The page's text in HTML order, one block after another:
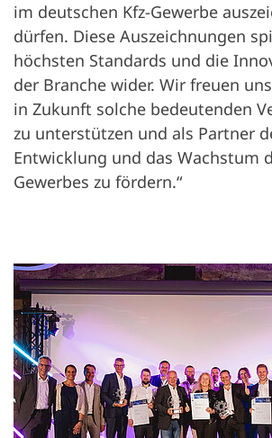
im deutschen Kfz-Gewerbe
dürfen. Diese Auszeichnungen
höchsten Standards und die
der Branche wider. Wir freuen
in Zukunft solche bedeutenden
zu unterstützen und als Partner
Entwicklung und das Wachstum
Gewerbes zu fördern.“